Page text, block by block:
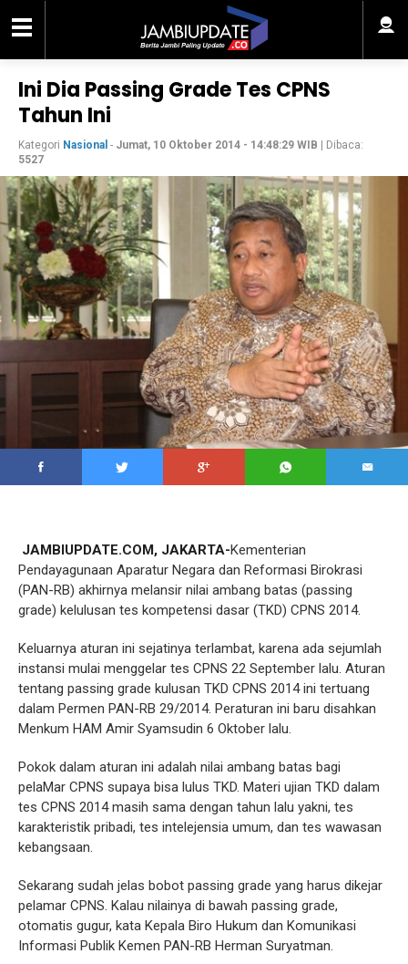
Ini Dia Passing Grade Tes CPNS
Tahun Ini
Kategori Nasional - Jumat, 10 Oktober 2014 - 14:48:29 WIB | Dibaca:
5527
JAMBIUPDATE.COM, JAKARTA-Kementerian
Pendayagunaan Aparatur Negara dan Reformasi Birokrasi
(PAN-RB) akhirnya melansir nilai ambang batas (passing
grade) kelulusan tes kompetensi dasar (TKD) CPNS 2014.
Keluarnya aturan ini sejatinya terlambat, karena ada sejumlah
instansi mulai menggelar tes CPNS 22 September lalu. Aturan
tentang passing grade kulusan TKD CPNS 2014 ini tertuang
dalam Permen PAN-RB 29/2014. Peraturan ini baru disahkan
Menkum HAM Amir Syamsudin 6 Oktober lalu.
Pokok dalam aturan ini adalah nilai ambang batas bagi
pelaMar CPNS supaya bisa lulus TKD. Materi ujian TKD dalam
tes CPNS 2014 masih sama dengan tahun lalu yakni, tes
karakteristik pribadi, tes intelejensia umum, dan tes wawasan
kebangsaan.
Sekarang sudah jelas bobot passing grade yang harus dikejar
pelamar CPNS. Kalau nilainya di bawah passing grade,
otomatis gugur, kata Kepala Biro Hukum dan Komunikasi
Informasi Publik Kemen PAN-RB Herman Suryatman.